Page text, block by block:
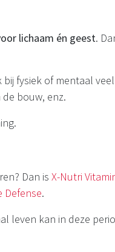
lichaam én geest.
fysiek of mentaal
bouw, enz.
Dan is X-Nutri
Defense.
leven kan in deze